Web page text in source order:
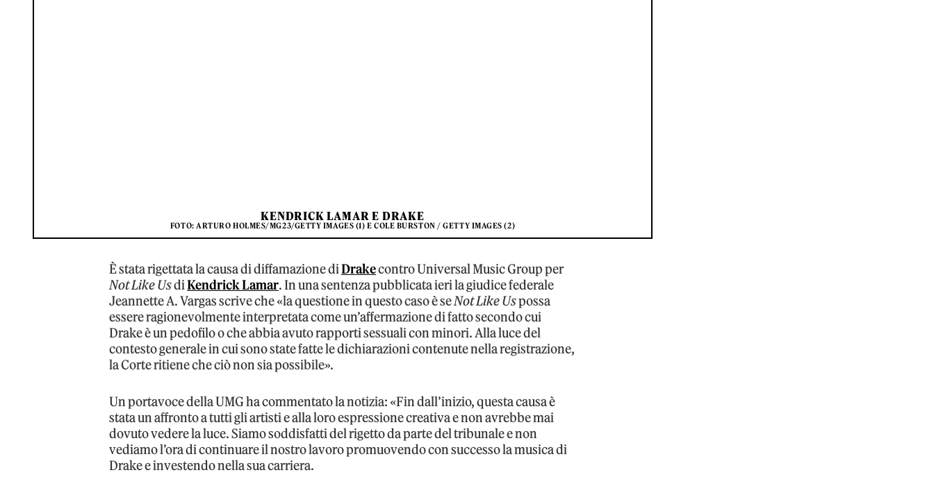
KENDRICK LAMAR E DRAKE
FOTO: ARTURO HOLMES/MG23/GETTY IMAGES (1) E COLE BURSTON / GETTY IMAGES (2)
È stata rigettata la causa di diffamazione diDrakecontro Universal Music Group per
Not Like UsdiKendrick Lamar. In una sentenza pubblicata ieri la giudice federale
Jeannette A. Vargas scrive che «la questione in questo caso è seNot Like Uspossa
essere ragionevolmente interpretata come un’affermazione di fatto secondo cui
Drake è un pedofilo o che abbia avuto rapporti sessuali con minori. Alla luce del
contesto generale in cui sono state fatte le dichiarazioni contenute nella registrazione,
la Corte ritiene che ciò non sia possibile».
Un portavoce della UMG ha commentato la notizia: «Fin dall’inizio, questa causa è
stata un affronto a tutti gli artisti e alla loro espressione creativa e non avrebbe mai
dovuto vedere la luce. Siamo soddisfatti del rigetto da parte del tribunale e non
vediamo l’ora di continuare il nostro lavoro promuovendo con successo la musica di
Drake e investendo nella sua carriera.